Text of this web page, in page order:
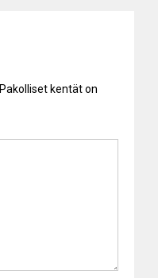
Pakolliset kentät on